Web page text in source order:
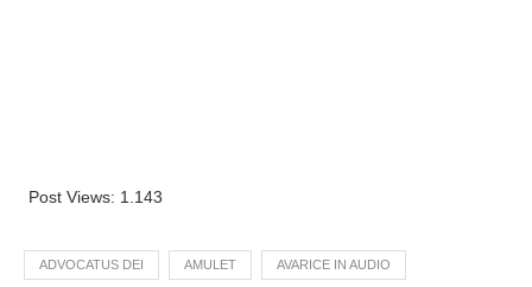
Post Views: 1.143
ADVOCATUS DEI AMULET AVARICE IN AUDIO